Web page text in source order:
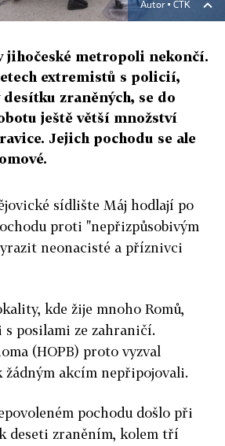
Autor ▪ ČTK
jihočeské metropoli nekončí.
extremistů s policií,
zraněných, se do
ještě větší množství
Jejich pochodu se ale
sídlište Máj hodlají po
proti "nepřizpůsobivým
neonacisté a příznivci
kde žije mnoho Romů,
posilami ze zahraničí.
(HOPB) proto vyzval
žádným akcím nepřipojovali.
pochodu došlo při
deseti zraněním, kolem tří